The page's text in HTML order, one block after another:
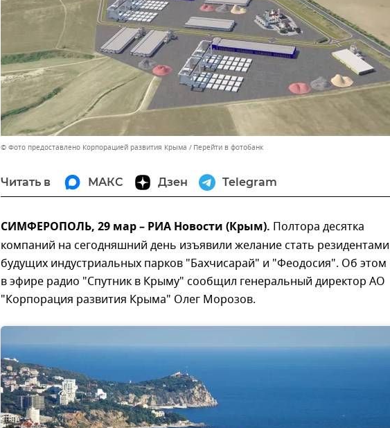
© Фото предоставлено Корпорацией развития Крыма Перейти в фотобанк
Читать в МАКС Дзен Telegram
СИМФЕРОПОЛЬ, 29 мар – РИА Новости (Крым). Полтора десятка
компаний на сегодняшний день изъявили желание стать резидентами
будущих индустриальных парков "Бахчисарай" и "Феодосия". Об этом
в эфире радио "Спутник в Крыму" сообщил генеральный директор АО
"Корпорация развития Крыма" Олег Морозов.